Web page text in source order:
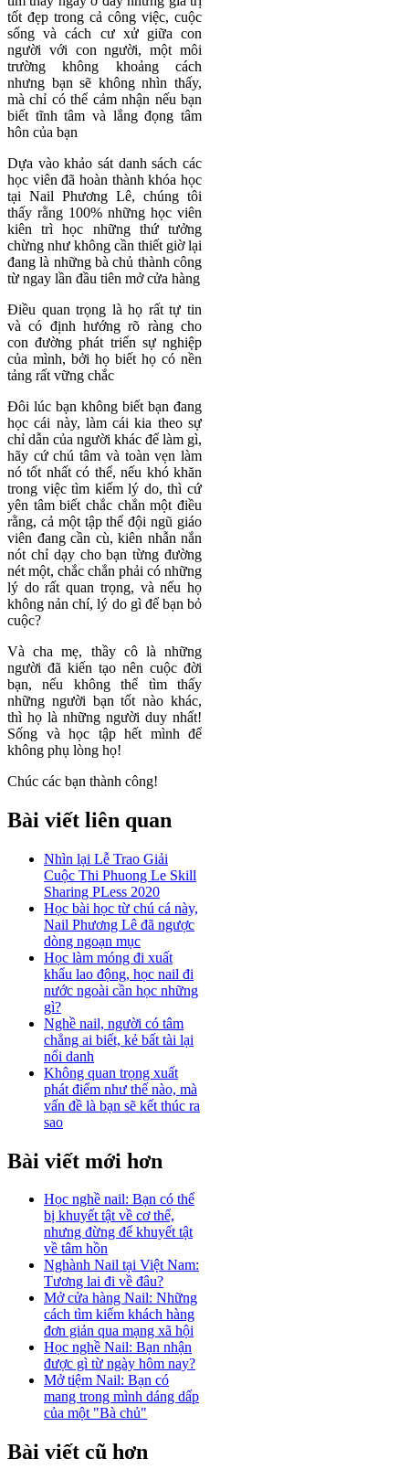
tốt đẹp trong cả công việc, cuộc
sống và cách cư xử giữa con
người với con người, một môi
trường không khoảng cách
nhưng bạn sẽ không nhìn thấy,
mà chỉ có thể cảm nhận nếu bạn
biết tĩnh tâm và lắng đọng tâm
hôn của bạn
Dựa vào khảo sát danh sách các
học viên đã hoàn thành khóa học
tại Nail Phương Lê, chúng tôi
thấy rằng 100% những học viên
kiên trì học những thứ tưởng
chừng như không cần thiết giờ lại
đang là những bà chủ thành công
từ ngay lần đầu tiên mở cửa hàng
Điều quan trọng là họ rất tự tin
và có định hướng rõ ràng cho
con đường phát triển sự nghiệp
của mình, bởi họ biết họ có nền
tảng rất vững chắc
Đôi lúc bạn không biết bạn đang
học cái này, làm cái kia theo sự
chỉ dẫn của người khác để làm gì,
hãy cứ chú tâm và toàn vẹn làm
nó tốt nhất có thể, nếu khó khăn
trong việc tìm kiếm lý do, thì cứ
yên tâm biết chắc chắn một điều
rằng, cả một tập thể đội ngũ giáo
viên đang cần cù, kiên nhẫn nắn
nót chỉ dạy cho bạn từng đường
nét một, chắc chắn phải có những
lý do rất quan trọng, và nếu họ
không nản chí, lý do gì để bạn bỏ
cuộc?
Và cha mẹ, thầy cô là những
người đã kiến tạo nên cuộc đời
bạn, nếu không thể tìm thấy
những người bạn tốt nào khác,
thì họ là những người duy nhất!
Sống và học tập hết mình để
không phụ lòng họ!
Chúc các bạn thành công!
Bài viết liên quan
Nhìn lại Lễ Trao Giải
Cuộc Thi Phuong Le Skill
Sharing PLess 2020
Học bài học từ chú cá này,
Nail Phương Lê đã ngược
dòng ngoạn mục
Học làm móng đi xuất
khẩu lao động, học nail đi
nước ngoài cần học những
gì?
Nghề nail, người có tâm
chẳng ai biết, kẻ bất tài lại
nổi danh
Không quan trọng xuất
phát điểm như thế nào, mà
vấn đề là bạn sẽ kết thúc ra
sao
Bài viết mới hơn
Học nghề nail: Bạn có thể
bị khuyết tật về cơ thể,
nhưng đừng để khuyết tật
về tâm hồn
Nghành Nail tại Việt Nam:
Tương lai đi về đâu?
Mở cửa hàng Nail: Những
cách tìm kiếm khách hàng
đơn giản qua mạng xã hội
Học nghề Nail: Bạn nhận
được gì từ ngày hôm nay?
Mở tiệm Nail: Bạn có
mang trong mình dáng dấp
của một "Bà chủ"
Bài viết cũ hơn